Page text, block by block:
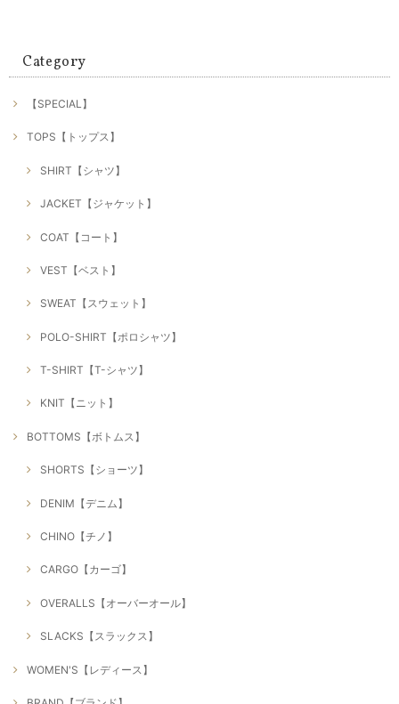
Category
【SPECIAL】
TOPS【トップス】
SHIRT【シャツ】
JACKET【ジャケット】
COAT【コート】
VEST【ベスト】
SWEAT【スウェット】
POLO-SHIRT【ポロシャツ】
T-SHIRT【T-シャツ】
KNIT【ニット】
BOTTOMS【ボトムス】
SHORTS【ショーツ】
DENIM【デニム】
CHINO【チノ】
CARGO【カーゴ】
OVERALLS【オーバーオール】
SLACKS【スラックス】
WOMEN'S【レディース】